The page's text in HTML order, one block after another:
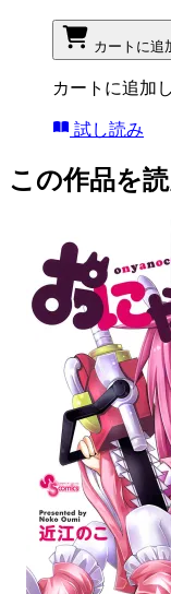
カートに追
カートに追加
試し読み
この作品を